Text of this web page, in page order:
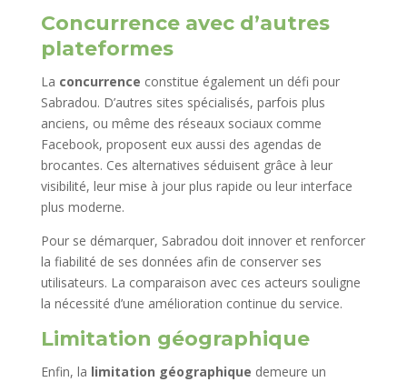
Concurrence avec d’autres
plateformes
La concurrence constitue également un défi pour
Sabradou. D’autres sites spécialisés, parfois plus
anciens, ou même des réseaux sociaux comme
Facebook, proposent eux aussi des agendas de
brocantes. Ces alternatives séduisent grâce à leur
visibilité, leur mise à jour plus rapide ou leur interface
plus moderne.
Pour se démarquer, Sabradou doit innover et renforcer
la fiabilité de ses données afin de conserver ses
utilisateurs. La comparaison avec ces acteurs souligne
la nécessité d’une amélioration continue du service.
Limitation géographique
Enfin, la limitation géographique demeure un